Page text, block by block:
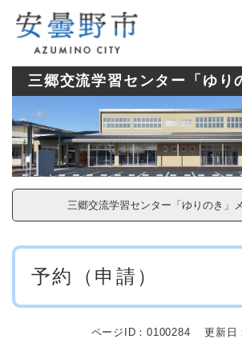
メニューを飛ばして本文へ
三郷交流学習センター「ゆり
三郷交流学習センター「ゆりのき」
本
予約（申請）
ページID：0100284 更新日